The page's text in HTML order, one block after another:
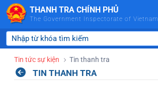
Skip to Main Content
THANH TRA CHÍNH PHỦ
The Government Inspectorate of Vietnam
Tin tức sự kiện Tin thanh tra
TIN THANH TRA